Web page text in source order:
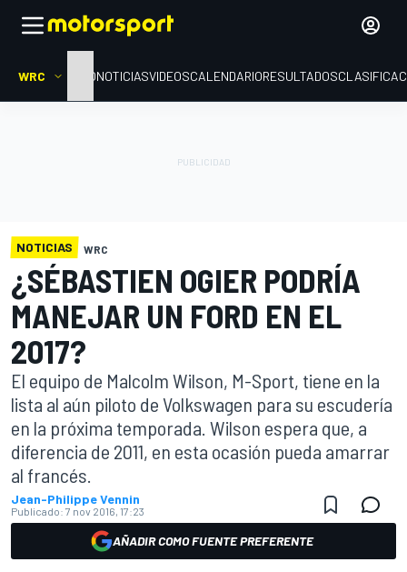
WRC INICIONOTICIASVIDEOSCALENDARIORESULTADOS
NOTICIAS WRC
¿SÉBASTIEN OGIER PODRÍA
MANEJAR UN FORD EN EL
2017?
El equipo de Malcolm Wilson, M-Sport, tiene en la
lista al aún piloto de Volkswagen para su escudería
en la próxima temporada. Wilson espera que, a
diferencia de 2011, en esta ocasión pueda amarrar
al francés.
Jean-Philippe Vennin
Publicado: 7 nov 2016, 17:23
AÑADIR COMO FUENTE PREFERENTE